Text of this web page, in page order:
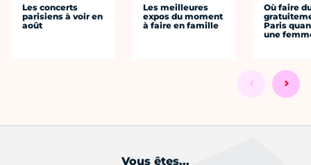
Les concerts
parisiens à voir en
août
Les meilleures
expos du moment
à faire en famille
Où faire
Paris
une
Vous êtes...